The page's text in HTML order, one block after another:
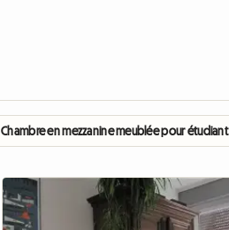
Chambre en mezzanine meublée pour étudiant